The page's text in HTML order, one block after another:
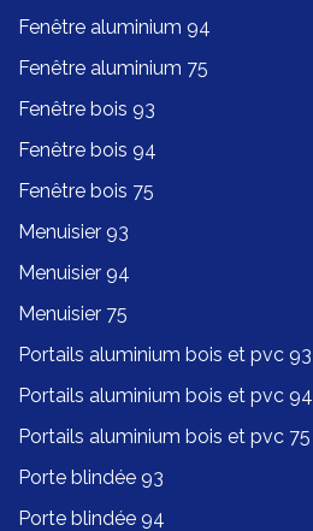
Fenêtre aluminium 94
Fenêtre aluminium 75
Fenêtre bois 93
Fenêtre bois 94
Fenêtre bois 75
Menuisier 93
Menuisier 94
Menuisier 75
Portails aluminium bois et pvc 93
Portails aluminium bois et pvc 94
Portails aluminium bois et pvc 75
Porte blindée 93
Porte blindée 94